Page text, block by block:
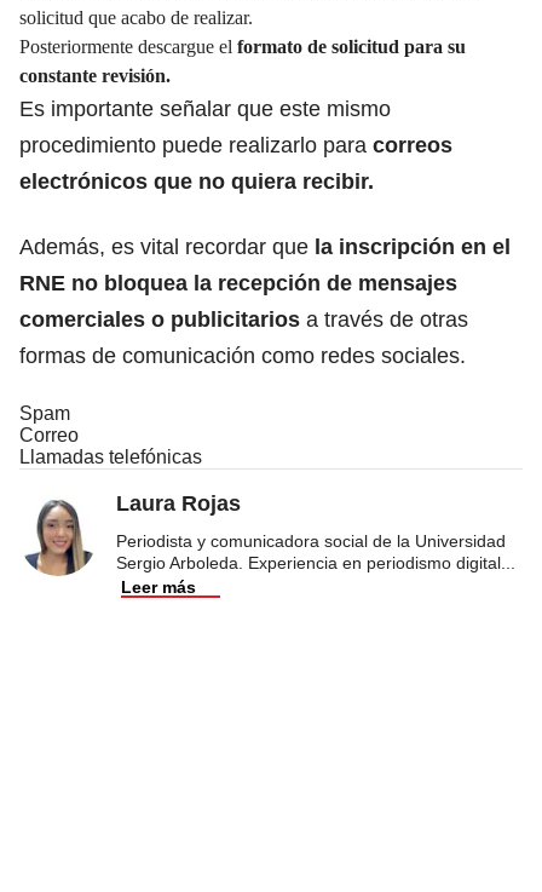
solicitud que acabo de realizar.
Posteriormente descargue el formato de solicitud para su
constante revisión.
Es importante señalar que este mismo
procedimiento puede realizarlo para correos
electrónicos que no quiera recibir.
Además, es vital recordar que la inscripción en el
RNE no bloquea la recepción de mensajes
comerciales o publicitarios a través de otras
formas de comunicación como redes sociales.
Spam
Correo
Llamadas telefónicas
Laura Rojas
Periodista y comunicadora social de la Universidad
Sergio Arboleda. Experiencia en periodismo digital
Leer más